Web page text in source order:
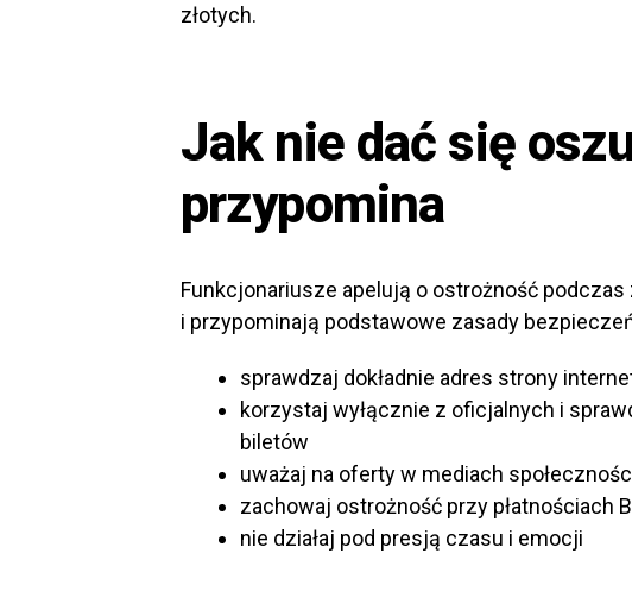
złotych.
Jak nie dać się
przypomina
Funkcjonariusze apelują o ostrożność
i przypominają podstawowe zasady
sprawdzaj dokładnie adres strony
korzystaj wyłącznie z oficjalnych i
biletów
uważaj na oferty w mediach
zachowaj ostrożność przy płatnościach
nie działaj pod presją czasu i emocji